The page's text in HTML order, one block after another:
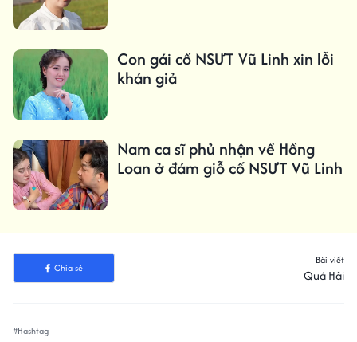
Con gái cố NSƯT Vũ Linh xin lỗi
khán giả
Nam ca sĩ phủ nhận về Hồng
Loan ở đám giỗ cố NSƯT Vũ Linh
Chia sẻ
Bài viết
Quá Hải
#Hashtag